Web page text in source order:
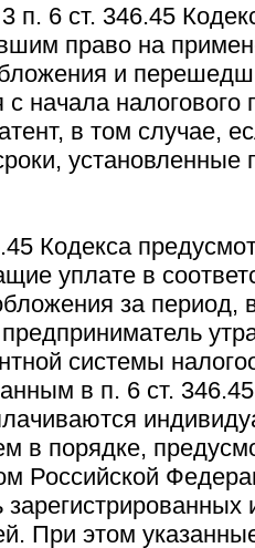
п. 6 ст. 346.45
право на
и
начала налогового
в том случае,
установленные
Кодекса
уплате в
за период,
системы
в п. 6 ст.
в порядке,
Российской
При этом